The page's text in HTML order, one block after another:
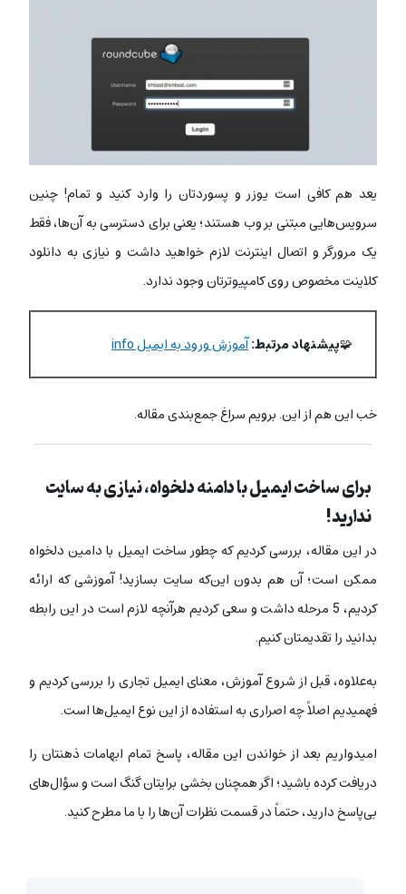
یعد هم کافی است یوزر و پسوردتان را وارد کنید و تمام! چنین
سرویس‌هایی مبتنی بر وب هستند؛ یعنی برای دسترسی به آن‌ها، فقط
یک مرورگر و اتصال اینترنت لازم خواهید داشت و نیازی به دانلود
کلاینت مخصوص روی کامپیوترتان وجود ندارد.
🧩پیشنهاد مرتبط:آموزش ورود به ایمیل info
خب این هم از این. برویم سراغ جمع‌بندی مقاله.
برای ساخت ایمیل با دامنه دلخواه، نیازی به سایت
ندارید!
در این مقاله، بررسی کردیم که چطور ساخت ایمیل با دامین دلخواه
ممکن است؛ آن هم بدون این‌که سایت بسازید! آموزشی که ارائه
کردیم، 5 مرحله داشت و سعی کردیم هرآنچه لازم است در این رابطه
بدانید را تقدیمتان کنیم.
به‌علاوه، قبل از شروع آموزش، معنای ایمیل تجاری را بررسی کردیم و
فهمیدیم اصلاً چه اصراری به استفاده از این نوع ایمیل‌ها است.
امیدواریم بعد از خواندن این مقاله، پاسخ تمام ابهامات ذهنتان را
دریافت کرده باشید؛ اگر همچنان بخشی برایتان گنگ است و سؤال‌های
بی‌پاسخ دارید، حتماً در قسمت نظرات آن‌ها را با ما مطرح کنید.